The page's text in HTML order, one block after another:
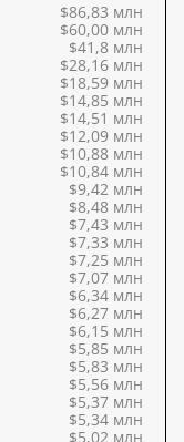
$86,83 млн
$60,00 млн
$41,8 млн
$28,16 млн
$18,59 млн
$14,85 млн
$14,51 млн
$12,09 млн
$10,88 млн
$10,84 млн
$9,42 млн
$8,48 млн
$7,43 млн
$7,33 млн
$7,25 млн
$7,07 млн
$6,34 млн
$6,27 млн
$6,15 млн
$5,85 млн
$5,83 млн
$5,56 млн
$5,37 млн
$5,34 млн
$5,02 млн